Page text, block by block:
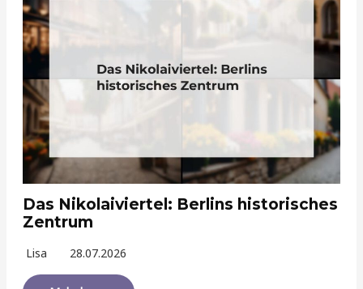
Das Nikolaiviertel: Berlins historisches
Zentrum
Lisa 28.07.2026